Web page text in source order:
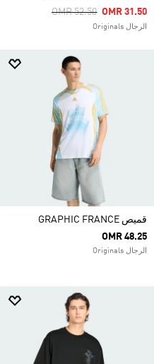
Price Reduced From
OMR 52.50ToOMR 31.50
الرجال Originals
قميص GRAPHIC FRANCE
OMR 48.25
الرجال Originals